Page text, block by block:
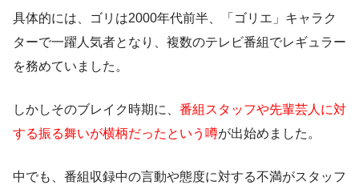
具体的には、ゴリは2000年代前半、「ゴリエ」キャラク
ターで一躍人気者となり、複数のテレビ番組でレギュラー
を務めていました。
しかしそのブレイク時期に、 番組スタッフや先輩芸人に対
する振る舞いが横柄だったという噂が出始めました。
中でも、番組収録中の言動や態度に対する不満がスタッフ